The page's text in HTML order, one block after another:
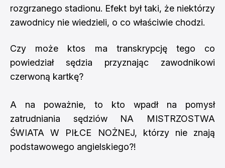
rozgrzanego stadionu. Efekt był taki, że niektórzy
zawodnicy nie wiedzieli, o co właściwie chodzi.
Czy może ktos ma transkrypcję tego co
powiedział sędzia przyznając zawodnikowi
czerwoną kartkę?
A na poważnie, to kto wpadł na pomysł
zatrudniania sędziów NA MISTRZOSTWA
ŚWIATA W PIŁCE NOŻNEJ, którzy nie znają
podstawowego angielskiego?!